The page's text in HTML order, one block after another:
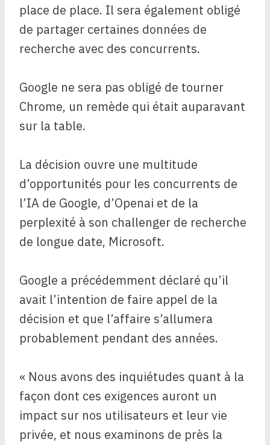
place de place. Il sera également obligé
de partager certaines données de
recherche avec des concurrents.
Google ne sera pas obligé de tourner
Chrome, un remède qui était auparavant
sur la table.
La décision ouvre une multitude
d’opportunités pour les concurrents de
l’IA de Google, d’Openai et de la
perplexité à son challenger de recherche
de longue date, Microsoft.
Google a précédemment déclaré qu’il
avait l’intention de faire appel de la
décision et que l’affaire s’allumera
probablement pendant des années.
« Nous avons des inquiétudes quant à la
façon dont ces exigences auront un
impact sur nos utilisateurs et leur vie
privée, et nous examinons de près la